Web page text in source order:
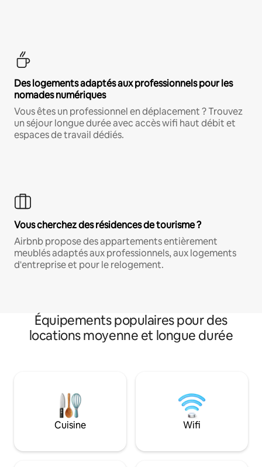
Des logements adaptés aux professionnels pour les
nomades numériques
Vous êtes un professionnel en déplacement ? Trouvez
un séjour longue durée avec accès wifi haut débit et
espaces de travail dédiés.
Vous cherchez des résidences de tourisme ?
Airbnb propose des appartements entièrement
meublés adaptés aux professionnels, aux logements
d'entreprise et pour le relogement.
Équipements populaires pour des
locations moyenne et longue durée
Cuisine Wifi